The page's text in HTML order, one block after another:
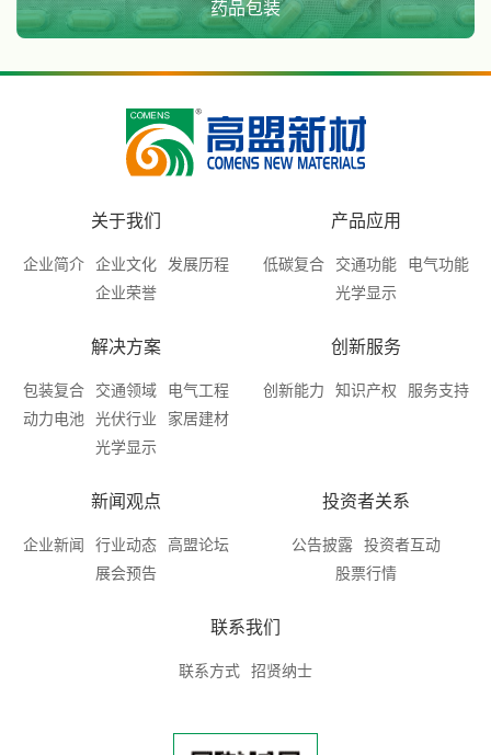
药品包装
关于我们
企业简介 企业文化
发展历程
企业荣誉
产品应用
低碳复合 交通功能
电气功能
光学显示
解决方案
包装复合 交通领域
电气工程
动力电池
光伏行业
家居建材
光学显示
创新服务
创新能力 知识产权 服务支持
新闻观点
企业新闻 行业动态
高盟论坛
展会预告
投资者关系
公告披露
投资者互动
股票行情
联系我们
联系方式 招贤纳士